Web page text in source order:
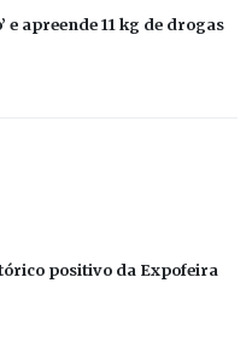
e apreende 11 kg de drogas
positivo da Expofeira